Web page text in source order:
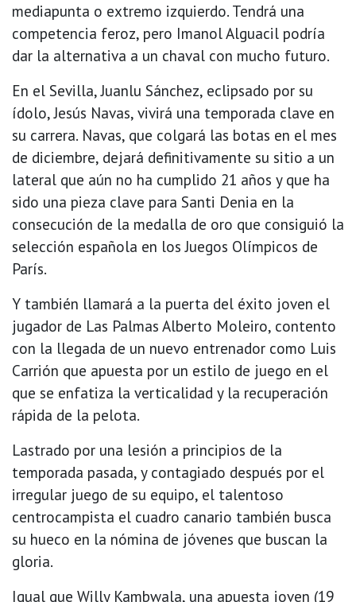
mediapunta o extremo izquierdo. Tendrá una
competencia feroz, pero Imanol Alguacil podría
dar la alternativa a un chaval con mucho futuro.
En el Sevilla, Juanlu Sánchez, eclipsado por su
ídolo, Jesús Navas, vivirá una temporada clave en
su carrera. Navas, que colgará las botas en el mes
de diciembre, dejará definitivamente su sitio a un
lateral que aún no ha cumplido 21 años y que ha
sido una pieza clave para Santi Denia en la
consecución de la medalla de oro que consiguió la
selección española en los Juegos Olímpicos de
París.
Y también llamará a la puerta del éxito joven el
jugador de Las Palmas Alberto Moleiro, contento
con la llegada de un nuevo entrenador como Luis
Carrión que apuesta por un estilo de juego en el
que se enfatiza la verticalidad y la recuperación
rápida de la pelota.
Lastrado por una lesión a principios de la
temporada pasada, y contagiado después por el
irregular juego de su equipo, el talentoso
centrocampista el cuadro canario también busca
su hueco en la nómina de jóvenes que buscan la
gloria.
Igual que Willy Kambwala, una apuesta joven (19